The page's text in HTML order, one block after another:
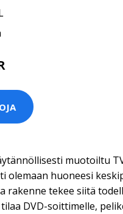
muotoiltu
olemaan huoneesi
rakenne tekee siitä
DVD-soittimelle,